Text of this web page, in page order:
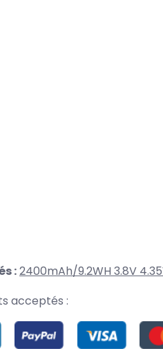
:2400mAh/9.2WH 3.8V
acceptés :